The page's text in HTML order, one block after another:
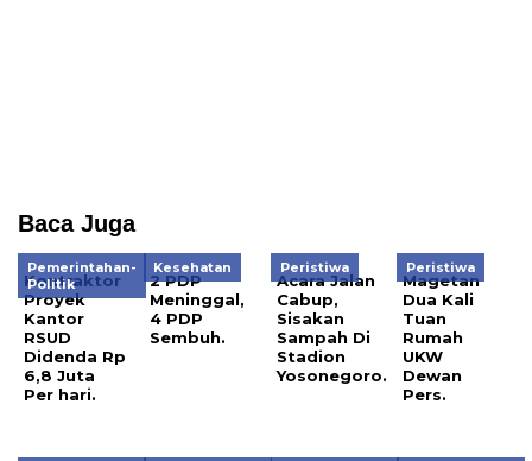
Baca Juga
Pemerintahan-
Politik
Kontraktor
Proyek
Kantor
RSUD
Didenda Rp
6,8 Juta
Per hari.
Kesehatan
2 PDP
Meninggal,
4 PDP
Sembuh.
Peristiwa
Acara Jalan
Cabup,
Sisakan
Sampah Di
Stadion
Yosonegoro.
Peristiwa
Magetan
Dua Kali
Tuan
Rumah
UKW
Dewan
Pers.